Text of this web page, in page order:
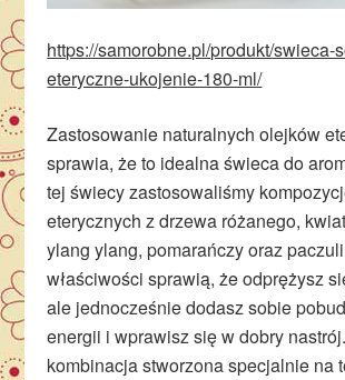
https://samorobne.pl/produkt/swieca-
eteryczne-ukojenie-180-ml/
Zastosowanie naturalnych olejków
sprawia, że to idealna świeca do
tej świecy zastosowaliśmy
eterycznych z drzewa różanego,
ylang ylang, pomarańczy oraz
właściwości sprawią, że odprężysz
ale jednocześnie dodasz sobie
energii i wprawisz się w dobry
kombinacja stworzona specjalnie na